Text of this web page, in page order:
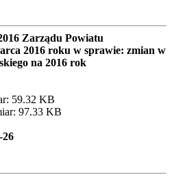
Zarządu Powiatu
2016 roku w sprawie: zmian w
na 2016 rok
59.32 KB
97.33 KB
26